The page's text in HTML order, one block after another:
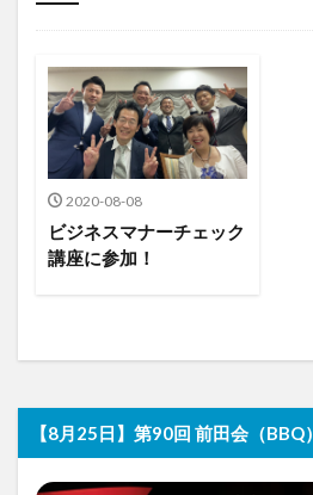
2020-08-08
ビジネスマナーチェック
講座に参加！
【8月25日】第90回 前田会（BBQ）